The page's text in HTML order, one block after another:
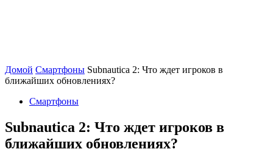
Домой Смартфоны Subnautica 2: Что ждет игроков в
ближайших обновлениях?
Смартфоны
Subnautica 2: Что ждет игроков в
ближайших обновлениях?